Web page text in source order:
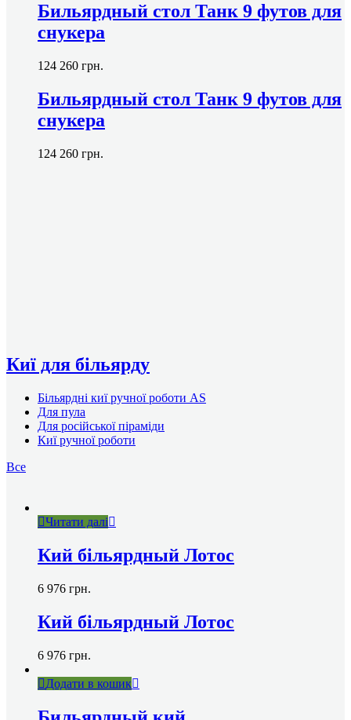
Бильярдный стол Танк 9 футов для
снукера
124 260 грн.
Бильярдный стол Танк 9 футов для
снукера
124 260 грн.
Киї для більярду
Більярдні киї ручної роботи AS
Для пула
Для російської піраміди
Киї ручної роботи
Все
Читати далі
Кий більярдный Лотос
6 976 грн.
Кий більярдный Лотос
6 976 грн.
Додати в кошик